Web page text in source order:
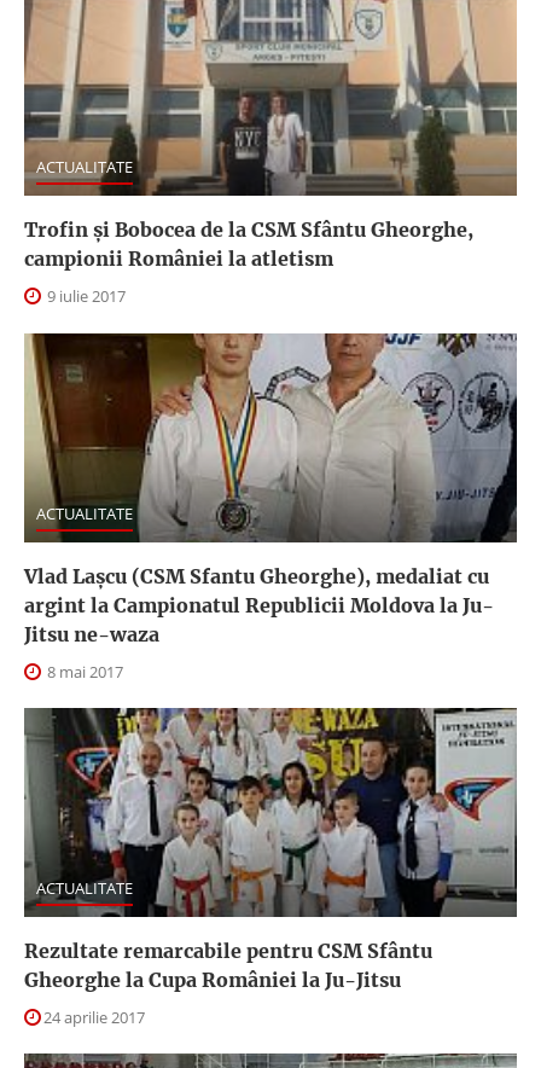
ACTUALITATE
Trofin și Bobocea de la CSM Sfântu Gheorghe,
campionii României la atletism
9 iulie 2017
ACTUALITATE
Vlad Laşcu (CSM Sfantu Gheorghe), medaliat cu
argint la Campionatul Republicii Moldova la Ju-
Jitsu ne-waza
8 mai 2017
ACTUALITATE
Rezultate remarcabile pentru CSM Sfântu
Gheorghe la Cupa României la Ju-Jitsu
24 aprilie 2017